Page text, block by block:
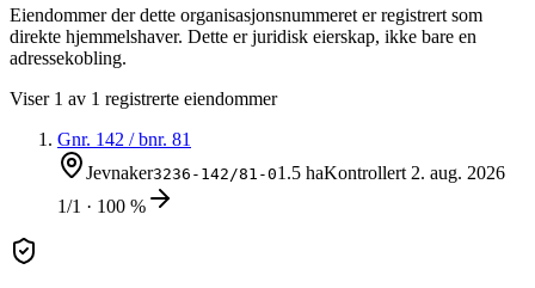
Eiendommer der dette organisasjonsnummeret er registrert som
direkte hjemmelshaver. Dette er juridisk eierskap, ikke bare en
adressekobling.
Viser 1 av 1 registrerte eiendommer
Gnr. 142 / bnr. 81
Jevnaker3236-142/81-01.5 haKontrollert2. aug. 2026
1/1 · 100 %